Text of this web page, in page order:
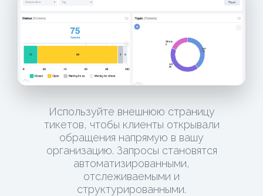
Используйте внешнюю страницу
тикетов, чтобы клиенты открывали
обращения напрямую в вашу
организацию. Запросы становятся
автоматизированными,
отслеживаемыми и
структурированными.